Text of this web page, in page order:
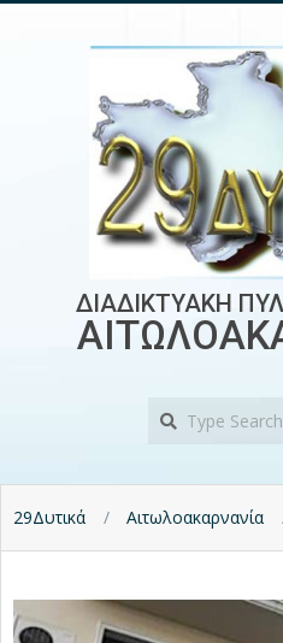
ΔΙΑΔΙΚΤΥΑΚΗ
29Δυτικά Αιτωλοακαρνανία